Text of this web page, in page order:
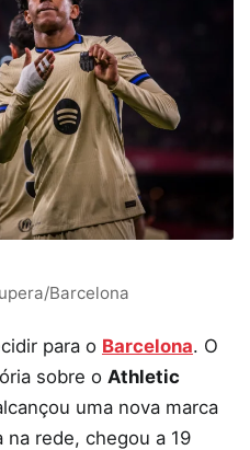
Barcelona
para o Barcelona. O
sobre o Athletic
uma nova marca
na rede, chegou a 19